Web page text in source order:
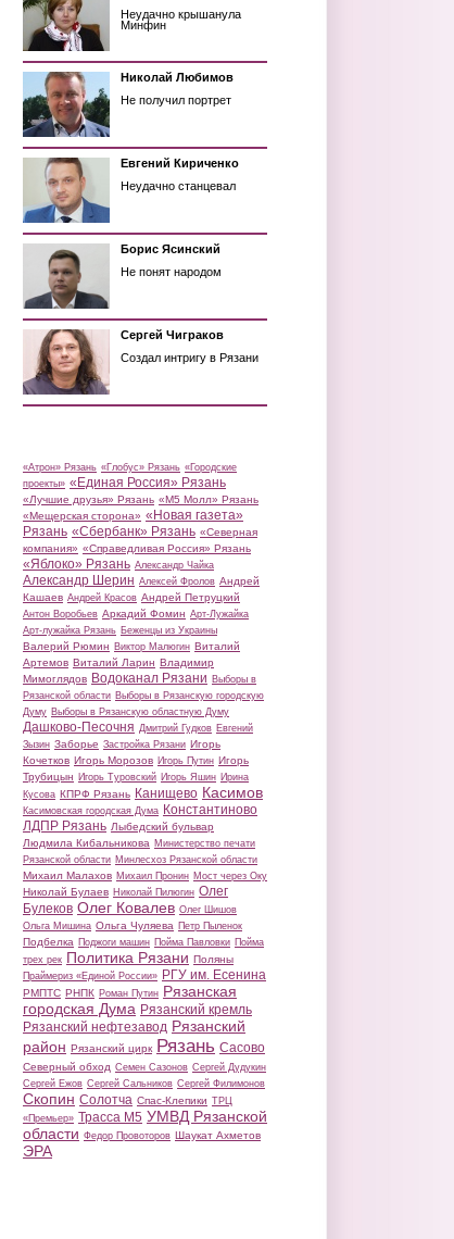
Неудачно крышанула
Минфин
Николай Любимов
Не получил портрет
Евгений Кириченко
Неудачно станцевал
Борис Ясинский
Не понят народом
Сергей Чиграков
Создал интригу в Рязани
«Атрон» Рязань «Глобус» Рязань «Городские
проекты» «Единая Россия» Рязань
«Лучшие друзья» Рязань «М5 Молл» Рязань
«Мещерская сторона» «Новая газета»
Рязань «Сбербанк» Рязань «Северная
компания» «Справедливая Россия» Рязань
«Яблоко» Рязань Александр Чайка
Александр Шерин Алексей Фролов Андрей
Кашаев Андрей Красов Андрей Петруцкий
Антон Воробьев Аркадий Фомин Арт-Лужайка
Арт-лужайка Рязань Беженцы из Украины
Валерий Рюмин Виктор Малюгин Виталий
Артемов Виталий Ларин Владимир
Мимоглядов Водоканал Рязани Выборы в
Рязанской области Выборы в Рязанскую городскую
Думу Выборы в Рязанскую областную Думу
Дашково-Песочня Дмитрий Гудков Евгений
Зызин Заборье Застройка Рязани Игорь
Кочетков Игорь Морозов Игорь Путин Игорь
Трубицын Игорь Туровский Игорь Яшин Ирина
Кусова КПРФ Рязань Канищево Касимов
Касимовская городская Дума Константиново
ЛДПР Рязань Лыбедский бульвар
Людмила Кибальникова Министерство печати
Рязанской области Минлесхоз Рязанской области
Михаил Малахов Михаил Пронин Мост через Оку
Николай Булаев Николай Пилюгин Олег
Булеков Олег Ковалев Олег Шишов
Ольга Мишина Ольга Чуляева Петр Пыленок
Подбелка Поджоги машин Пойма Павловки Пойма
трех рек Политика Рязани Поляны
Праймериз «Единой России» РГУ им. Есенина
РМПТС РНПК Роман Путин Рязанская
городская Дума Рязанский кремль
Рязанский нефтезавод Рязанский
район Рязанский цирк Рязань Сасово
Северный обход Семен Сазонов Сергей Дудукин
Сергей Ежов Сергей Сальников Сергей Филимонов
Скопин Солотча Спас-Клепики ТРЦ
«Премьер» Трасса М5 УМВД Рязанской
области Федор Провоторов Шаукат Ахметов
ЭРА